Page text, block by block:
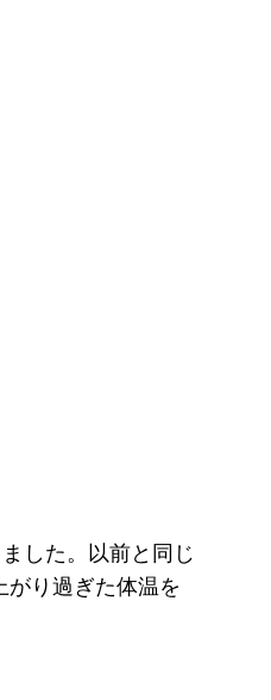
した。以前と同じ
り過ぎた体温を